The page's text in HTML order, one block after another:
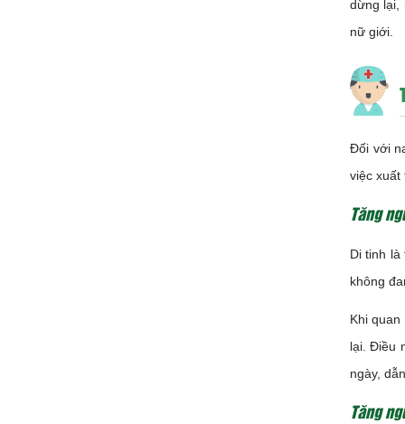
dừng lại,
nữ giới.
Đối với
việc xuất
Tăng
Di tinh
không
Khi
lại. Điều
ngày,
Tăng